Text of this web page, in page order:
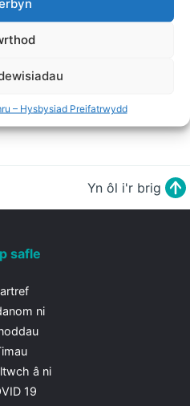
– Hysbysiad Preifatrwydd
Yn ôl i'r brig
safle
ni
â ni
19